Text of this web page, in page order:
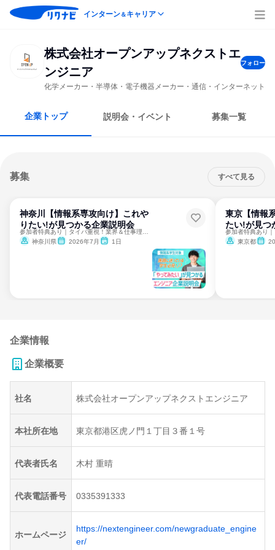
インターン＆キャリア
株式会社オープンアップネクストエ
ンジニア
フォロー
化学メーカー・半導体・電子機器メーカー・通信・インターネット
企業トップ 説明会・イベント 募集一覧
募集 すべて見る
神奈川【情報系専攻向け】これや
りたい!が見つかる企業説明会
神奈川県
2026年7月 1日
東京【情報
たい!が見つ
東京都
企業情報
企業概要
社名 株式会社オープンアップネクストエンジニア
本社所在地 東京都港区虎ノ門１丁目３番１号
代表者氏名 木村 重晴
代表電話番号 0335391333
ホームページ
https://nextengineer.com/newgraduate_engine
er/